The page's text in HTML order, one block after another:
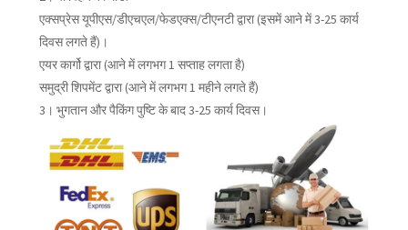
एक्सप्रेस यूपीएस/डीएचएल/फेडएक्स/टीएनटी द्वारा (इसमें आने में 3-25 कार्य
दिवस लगते हैं)।
एयर कार्गो द्वारा (आने में लगभग 1 सप्ताह लगता है)
समुद्री शिपमेंट द्वारा (आने में लगभग 1 महीने लगते हैं)
3। भुगतान और पैकिंग पुष्टि के बाद 3-25 कार्य दिवस।